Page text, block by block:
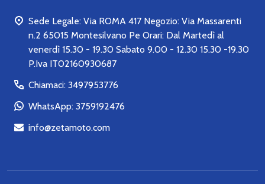
Sede Legale: Via ROMA 417 Negozio: Via Massarenti
n.2 65015 Montesilvano Pe Orari: Dal Martedì al
venerdì 15.30 - 19.30 Sabato 9.00 - 12.30 15.30 -19.30
P.Iva IT02160930687
Chiamaci: 3497953776
WhatsApp: 3759192476
info@zetamoto.com